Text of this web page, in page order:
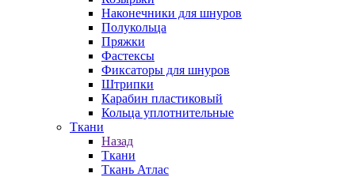
Наконечники для шнуров
Полукольца
Пряжки
Фастексы
Фиксаторы для шнуров
Штрипки
Карабин пластиковый
Кольца уплотнительные
Ткани
Назад
Ткани
Ткань Атлас